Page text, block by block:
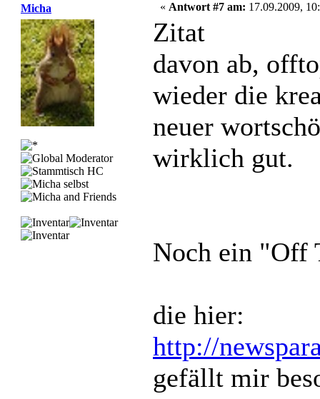
Micha
« Antwort #7 am: 17.09.2009,
Zitat
davon ab,
wieder die
neuer
wirklich gut.
Noch ein "Off
die hier:
http://
gefällt mir